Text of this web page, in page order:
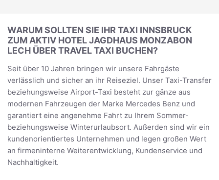
WARUM SOLLTEN SIE IHR TAXI INNSBRUCK
ZUM AKTIV HOTEL JAGDHAUS MONZABON
LECH ÜBER TRAVEL TAXI BUCHEN?
Seit über 10 Jahren bringen wir unsere Fahrgäste
verlässlich und sicher an ihr Reiseziel. Unser Taxi-Transfer
beziehungsweise Airport-Taxi besteht zur gänze aus
modernen Fahrzeugen der Marke Mercedes Benz und
garantiert eine angenehme Fahrt zu Ihrem Sommer-
beziehungsweise Winterurlaubsort. Außerden sind wir ein
kundenorientiertes Unternehmen und legen großen Wert
an firmeninterne Weiterentwicklung, Kundenservice und
Nachhaltigkeit.